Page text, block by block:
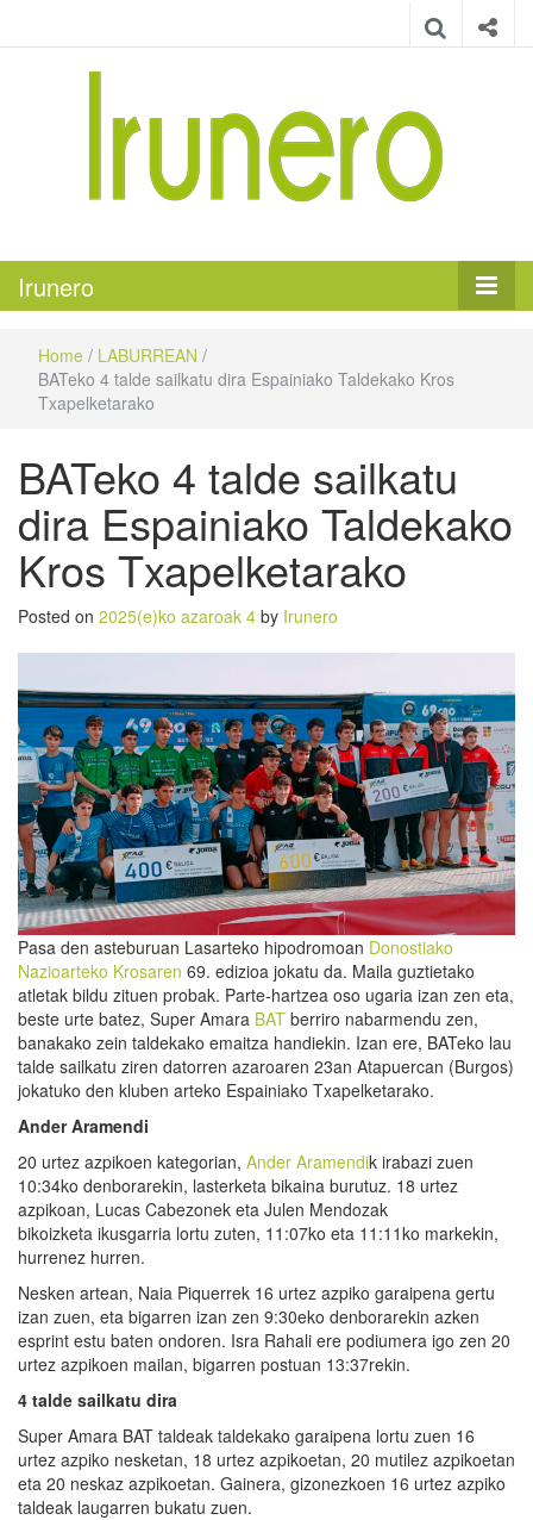
Irunero
Home / LABURREAN /
BATeko 4 talde sailkatu dira Espainiako Taldekako Kros
Txapelketarako
BATeko 4 talde sailkatu
dira Espainiako Taldekako
Kros Txapelketarako
Posted on 2025(e)ko azaroak 4 by Irunero
Pasa den asteburuan Lasarteko hipodromoan Donostiako
Nazioarteko Krosaren 69. edizioa jokatu da. Maila guztietako
atletak bildu zituen probak. Parte-hartzea oso ugaria izan zen eta,
beste urte batez, Super Amara BAT berriro nabarmendu zen,
banakako zein taldekako emaitza handiekin. Izan ere, BATeko lau
talde sailkatu ziren datorren azaroaren 23an Atapuercan (Burgos)
jokatuko den kluben arteko Espainiako Txapelketarako.
Ander Aramendi
20 urtez azpikoen kategorian, Ander Aramendik irabazi zuen
10:34ko denborarekin, lasterketa bikaina burutuz. 18 urtez
azpikoan, Lucas Cabezonek eta Julen Mendozak
bikoizketa ikusgarria lortu zuten, 11:07ko eta 11:11ko markekin,
hurrenez hurren.
Nesken artean, Naia Piquerrek 16 urtez azpiko garaipena gertu
izan zuen, eta bigarren izan zen 9:30eko denborarekin azken
esprint estu baten ondoren. Isra Rahali ere podiumera igo zen 20
urtez azpikoen mailan, bigarren postuan 13:37rekin.
4 talde sailkatu dira
Super Amara BAT taldeak taldekako garaipena lortu zuen 16
urtez azpiko nesketan, 18 urtez azpikoetan, 20 mutilez azpikoetan
eta 20 neskaz azpikoetan. Gainera, gizonezkoen 16 urtez azpiko
taldeak laugarren bukatu zuen.